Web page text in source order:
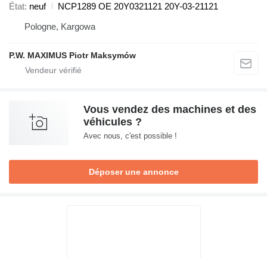
État neuf
NCP1289 OE 20Y0321121 20Y-03-21121
Pologne, Kargowa
P.W. MAXIMUS Piotr Maksymów
Vous vendez des machines et des
véhicules ?
Avec nous, c'est possible !
Déposer une annonce